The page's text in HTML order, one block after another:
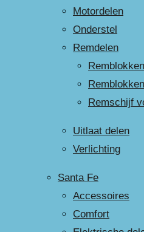
Motordelen
Onderstel
Remdelen
Remschijf
Uitlaat delen
Verlichting
Santa Fe
Accessoires
Comfort